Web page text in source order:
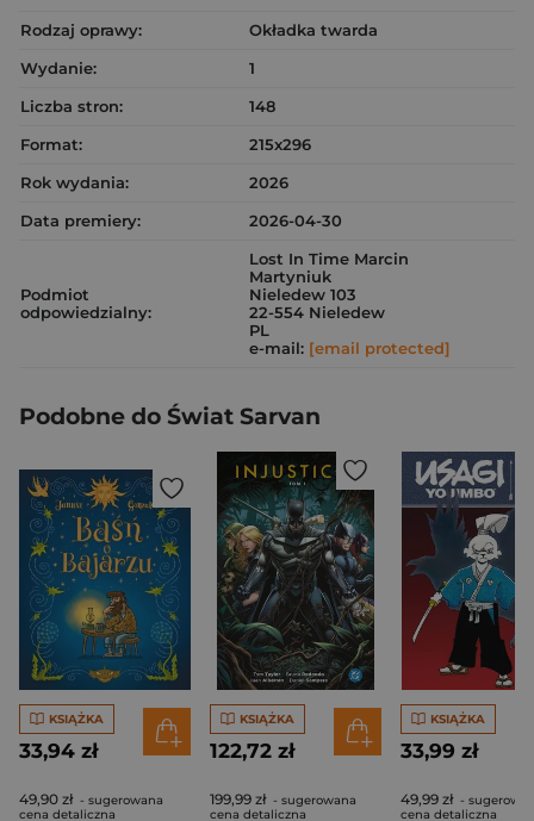
Rodzaj oprawy:
Okładka twarda
Wydanie:
1
Liczba stron:
148
Format:
215x296
Rok wydania:
2026
Data premiery:
2026-04-30
Podmiot
odpowiedzialny:
Lost In Time Marcin
Martyniuk
Nieledew 103
22-554 Nieledew
PL
e-mail: [email protected]
Podobne do Świat Sarvan
KSIĄŻKA
33,94 zł
49,90 zł - sugerowana
cena detaliczna
KSIĄŻKA
122,72 zł
199,99 zł - sugerowana
cena detaliczna
KSIĄŻKA
33,99 zł
49,99 zł -
cena detaliczna